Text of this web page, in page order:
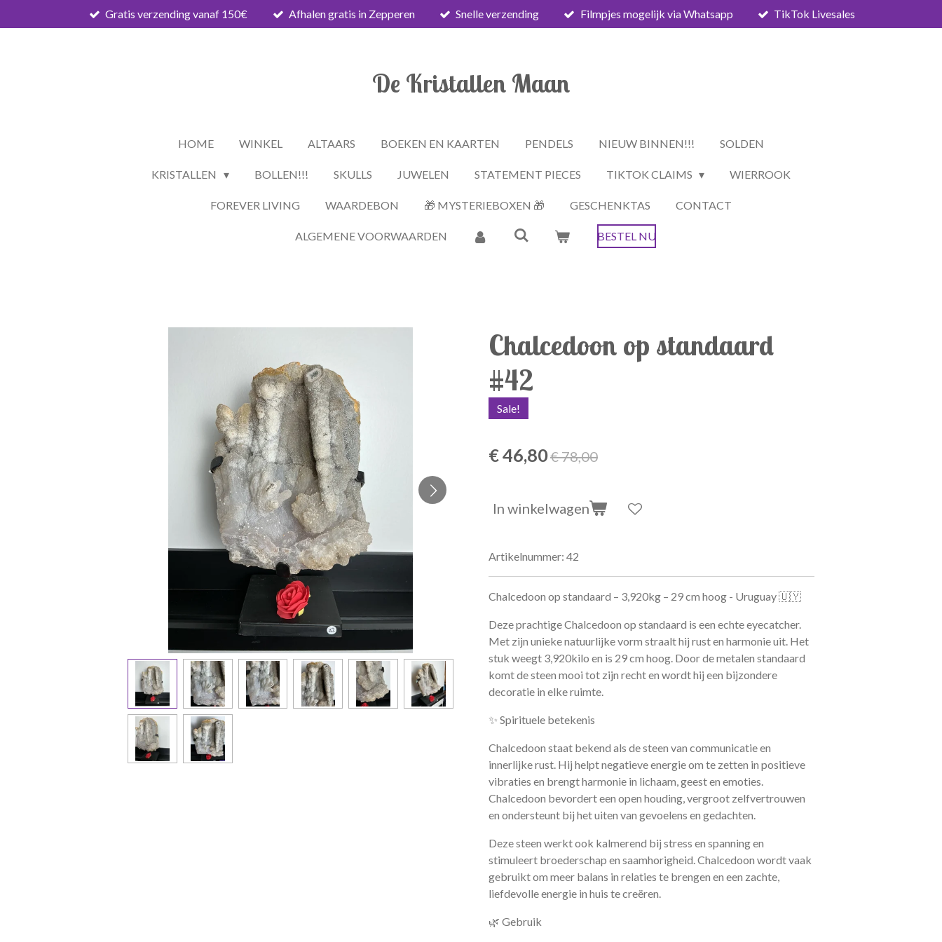
direct
Gratis verzending vanaf 150€ Afhalen gratis in Zepperen Snelle verzending Filmpjes mogelijk via Whatsapp TikTok Livesales
De Kristallen Maan
HOME WINKEL ALTAARS BOEKEN EN KAARTEN PENDELS NIEUW BINNEN!!! SOLDEN
KRISTALLEN BOLLEN!!! SKULLS JUWELEN STATEMENT PIECES TIKTOK CLAIMS WIERROOK
FOREVER LIVING WAARDEBON 🎁 MYSTERIEBOXEN 🎁 GESCHENKTAS CONTACT
ALGEMENE VOORWAARDEN BESTEL NU
Chalcedoon op standaard
#42
Sale!
€ 46,80€ 78,00
In winkelwagen
Artikelnummer: 42
Chalcedoon op standaard – 3,920kg – 29 cm hoog - Uruguay 🇺🇾
Deze prachtige Chalcedoon op standaard is een echte eyecatcher.
Met zijn unieke natuurlijke vorm straalt hij rust en harmonie uit. Het
stuk weegt 3,920kilo en is 29 cm hoog. Door de metalen standaard
komt de steen mooi tot zijn recht en wordt hij een bijzondere
decoratie in elke ruimte.
✨ Spirituele betekenis
Chalcedoon staat bekend als de steen van communicatie en
innerlijke rust. Hij helpt negatieve energie om te zetten in positieve
vibraties en brengt harmonie in lichaam, geest en emoties.
Chalcedoon bevordert een open houding, vergroot zelfvertrouwen
en ondersteunt bij het uiten van gevoelens en gedachten.
Deze steen werkt ook kalmerend bij stress en spanning en
stimuleert broederschap en saamhorigheid. Chalcedoon wordt vaak
gebruikt om meer balans in relaties te brengen en een zachte,
liefdevolle energie in huis te creëren.
🌿 Gebruik